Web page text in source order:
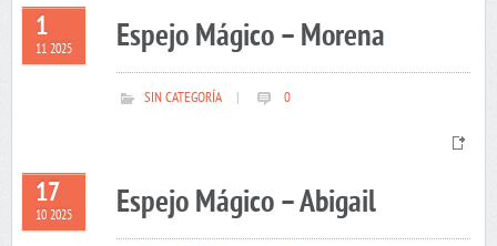
1
11 2025 Espejo Mágico – Morena
SIN CATEGORÍA 0
17
10 2025 Espejo Mágico – Abigail